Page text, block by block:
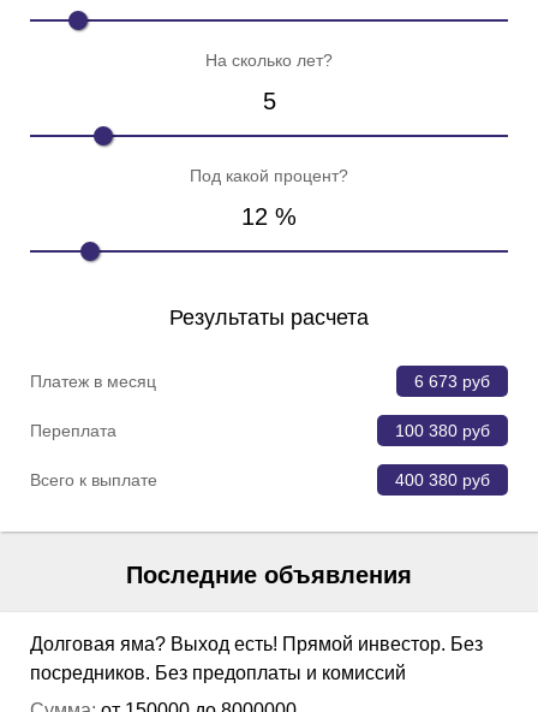
На сколько лет?
5
Под какой процент?
12 %
Результаты расчета
Платеж в месяц 6 673 руб
Переплата 100 380 руб
Всего к выплате 400 380 руб
Последние объявления
Долговая яма? Выход есть! Прямой инвестор. Без
посредников. Без предоплаты и комиссий